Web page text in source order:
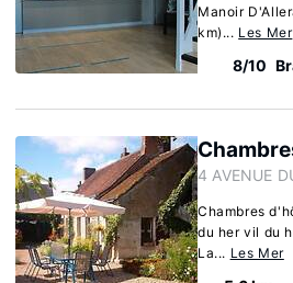
Manoir
km)... Les Mer
8/10
4 AVENUE
Chambres
du her vil du
La... Les Mer